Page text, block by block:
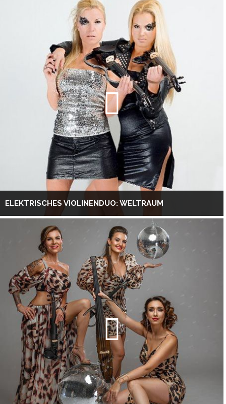
ELEKTRISCHES VIOLINENDUO: WELTRAUM